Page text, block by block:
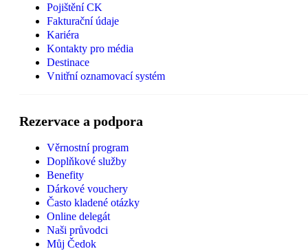
Pojištění CK
Fakturační údaje
Kariéra
Kontakty pro média
Destinace
Vnitřní oznamovací systém
Rezervace a podpora
Věrnostní program
Doplňkové služby
Benefity
Dárkové vouchery
Často kladené otázky
Online delegát
Naši průvodci
Můj Čedok